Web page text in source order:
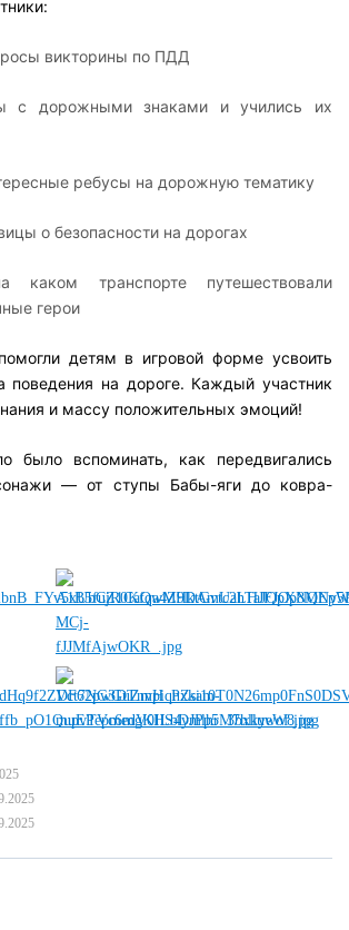
викторины по ПДД
с дорожными знаками и учились их
ребусы на дорожную тематику
о безопасности на дорогах
каком транспорте путешествовали
герои
детям в игровой форме усвоить
поведения на дороге. Каждый участник
и массу положительных эмоций!
было вспоминать, как передвигались
— от ступы Бабы-яги до ковра-